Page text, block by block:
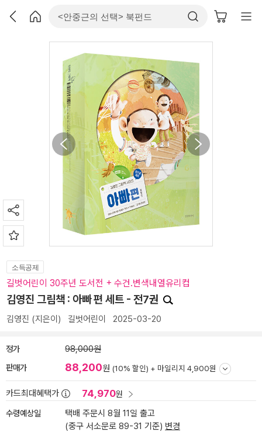
소득공제
길벗어린이 30주년 도서전 + 수건.변색내열유리컵
김영진 그림책 : 아빠 편 세트 - 전7권
김영진 (지은이) 길벗어린이 2025-03-20
정가 98,000원
판매가 88,200원 (10% 할인) + 마일리지 4,900원
카드최대혜택가 74,970원
수령예상일
택배 주문시 8월 11일 출고
(중구 서소문로 89-31 기준) 변경